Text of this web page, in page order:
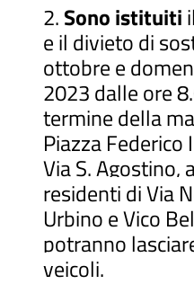
2.Sono istituiti
e il divieto di
ottobre e
2023 dalle ore
termine della
Piazza Federico
Via S. Agostino,
residenti di Via
Urbino e Vico
potranno
veicoli.